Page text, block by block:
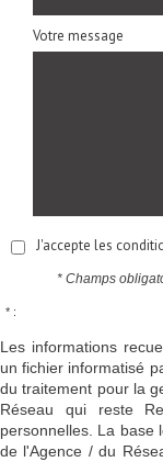
Votre message
J'accepte les
* Champs
* :
Les informations
un fichier informatisé
du traitement pour la
Réseau qui reste
personnelles. La base
de l'Agence / du